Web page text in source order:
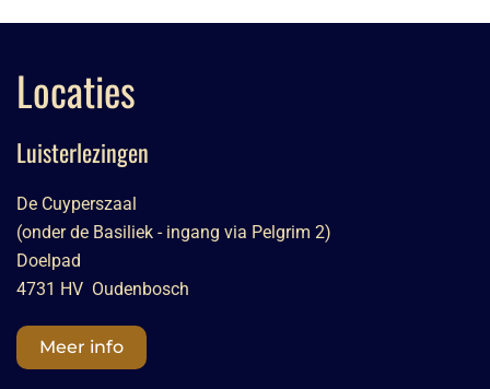
Locaties
Luisterlezingen
De Cuyperszaal
(onder de Basiliek - ingang via Pelgrim 2)
Doelpad
4731 HV Oudenbosch
Meer info